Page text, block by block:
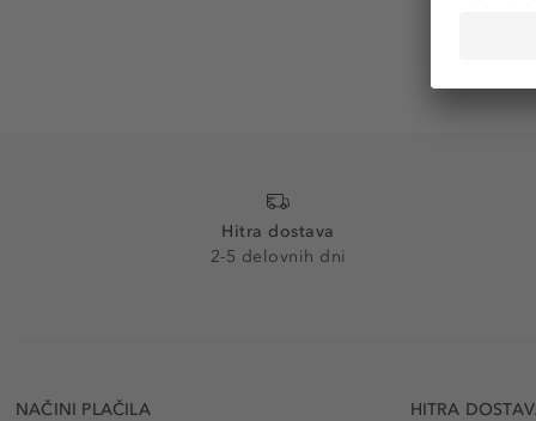
Hitra dostava
2-5 delovnih dni
NAČINI PLAČILA HITRA